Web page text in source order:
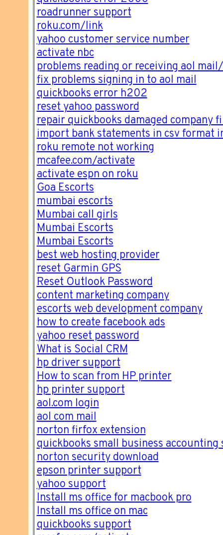
roadrunner support
roku.com/link
yahoo customer service number
activate nbc
problems reading or receiving aol mail/
fix problems signing in to aol mail
quickbooks error h202
reset yahoo password
repair quickbooks damaged company
import bank statements in csv format
roku remote not working
mcafee.com/activate
activate espn on roku
Goa Escorts
mumbai escorts
Mumbai call girls
Mumbai Escorts
Mumbai Escorts
best web hosting provider
reset Garmin GPS
Reset Outlook Password
content marketing company
escorts web development company
how to create facebook ads
yahoo reset password
What is Social CRM
hp driver support
How to scan from HP printer
hp printer support
aol.com login
aol com mail
norton firfox extension
quickbooks small business accounting
norton security download
epson printer support
yahoo support
Install ms office for macbook pro
Install ms office on mac
quickbooks support